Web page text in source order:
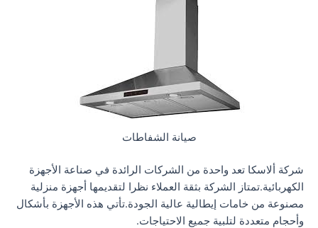
صيانة الشفاطات
شركة ألاسكا تعد واحدة من الشركات الرائدة في صناعة الأجهزة
الكهربائية.تمتاز الشركة بثقة العملاء نظرا لتقديمها أجهزة منزلية
مصنوعة من خامات إيطالية عالية الجودة.تأتي هذه الأجهزة بأشكال
وأحجام متعددة لتلبية جميع الاحتياجات.